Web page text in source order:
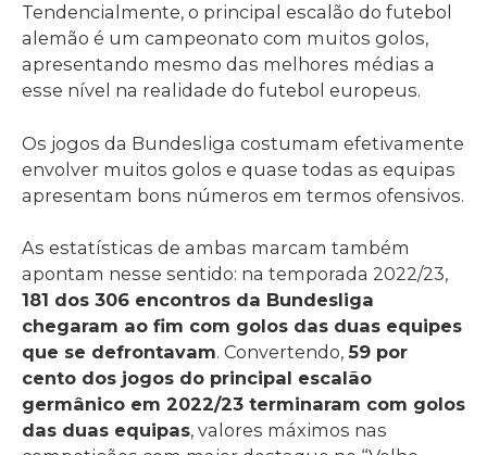
Tendencialmente, o principal escalão do futebol
alemão é um campeonato com muitos golos,
apresentando mesmo das melhores médias a
esse nível na realidade do futebol europeus.
Os jogos da Bundesliga costumam efetivamente
envolver muitos golos e quase todas as equipas
apresentam bons números em termos ofensivos.
As estatísticas de ambas marcam também
apontam nesse sentido: na temporada 2022/23,
181 dos 306 encontros da Bundesliga
chegaram ao fim com golos das duas equipes
que se defrontavam. Convertendo, 59 por
cento dos jogos do principal escalão
germânico em 2022/23 terminaram com golos
das duas equipas, valores máximos nas